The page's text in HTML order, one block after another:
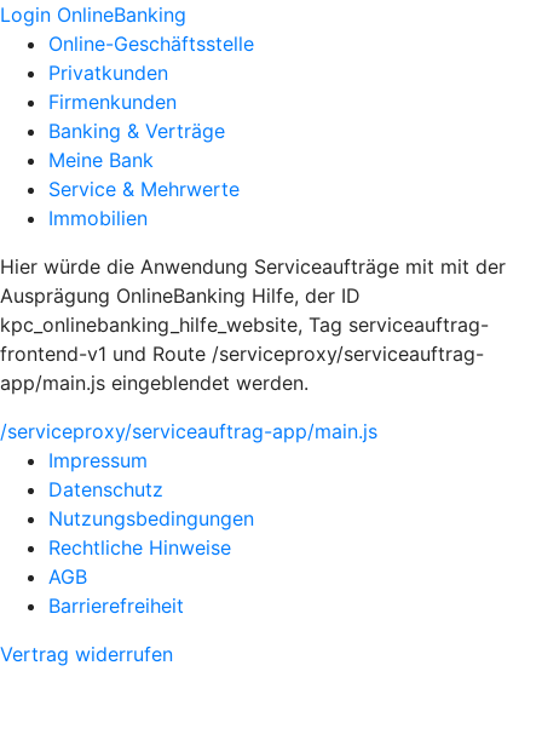
Login OnlineBanking
Online-Geschäftsstelle
Privatkunden
Firmenkunden
Banking & Verträge
Meine Bank
Service & Mehrwerte
Immobilien
Hier würde die Anwendung Serviceaufträge mit mit der
Ausprägung OnlineBanking Hilfe, der ID
kpc_onlinebanking_hilfe_website, Tag serviceauftrag-
frontend-v1 und Route /serviceproxy/serviceauftrag-
app/main.js eingeblendet werden.
/serviceproxy/serviceauftrag-app/main.js
Impressum
Datenschutz
Nutzungsbedingungen
Rechtliche Hinweise
AGB
Barrierefreiheit
Vertrag widerrufen